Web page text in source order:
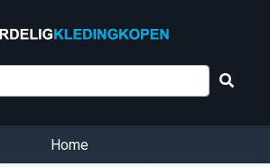
Home